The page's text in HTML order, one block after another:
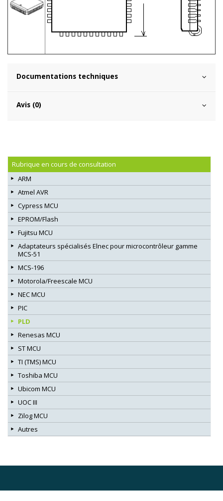
Documentations techniques
Avis (0)
Rubrique en cours de consultation
ARM
Atmel AVR
Cypress MCU
EPROM/Flash
Fujitsu MCU
Adaptateurs spécialisés Elnec pour microcontrôleur gamme
MCS-51
MCS-196
Motorola/Freescale MCU
NEC MCU
PIC
PLD
Renesas MCU
ST MCU
TI (TMS) MCU
Toshiba MCU
Ubicom MCU
UOC III
Zilog MCU
Autres